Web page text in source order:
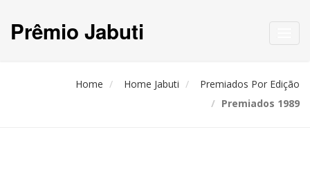
Prêmio Jabuti
Home Home Jabuti
Premiados Por Edição
Premiados 1989